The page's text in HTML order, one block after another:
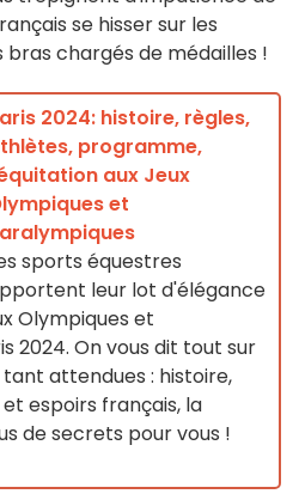
se hisser sur les
bras chargés de médailles !
2024: histoire, règles,
programme,
aux Jeux
et
sports équestres
leur lot d'élégance
Olympiques et
2024. On vous dit tout sur
attendues : histoire,
espoirs français, la
de secrets pour vous !